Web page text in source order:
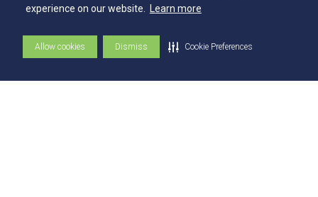
experience on our website. Learn more
Allow cookies Dismiss Cookie Preferences